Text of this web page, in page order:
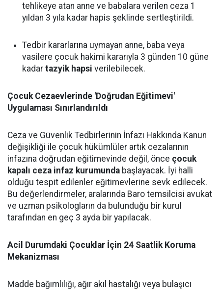
tehlikeye atan anne ve babalara verilen ceza 1
yıldan 3 yıla kadar hapis şeklinde sertleştirildi.
Tedbir kararlarına uymayan anne, baba veya
vasilere çocuk hakimi kararıyla 3 günden 10 güne
kadar tazyik hapsi verilebilecek.
Çocuk Cezaevlerinde 'Doğrudan Eğitimevi'
Uygulaması Sınırlandırıldı
Ceza ve Güvenlik Tedbirlerinin İnfazı Hakkında Kanun
değişikliği ile çocuk hükümlüler artık cezalarının
infazına doğrudan eğitimevinde değil, önce çocuk
kapalı ceza infaz kurumunda başlayacak. İyi halli
olduğu tespit edilenler eğitimevlerine sevk edilecek.
Bu değerlendirmeler, aralarında Baro temsilcisi avukat
ve uzman psikologların da bulunduğu bir kurul
tarafından en geç 3 ayda bir yapılacak.
Acil Durumdaki Çocuklar İçin 24 Saatlik Koruma
Mekanizması
Madde bağımlılığı, ağır akıl hastalığı veya bulaşıcı